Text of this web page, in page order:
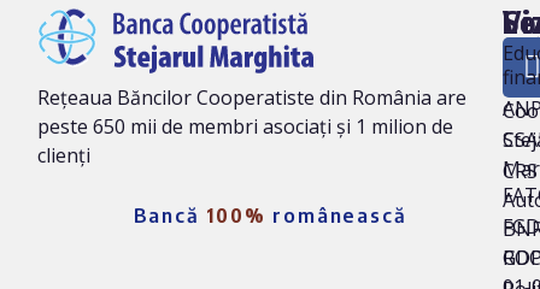
Rețeaua Băncilor Cooperatiste din România are
peste 650 mii de membri asociați și 1 milion de
clienți
Bancă 100% românească
ne